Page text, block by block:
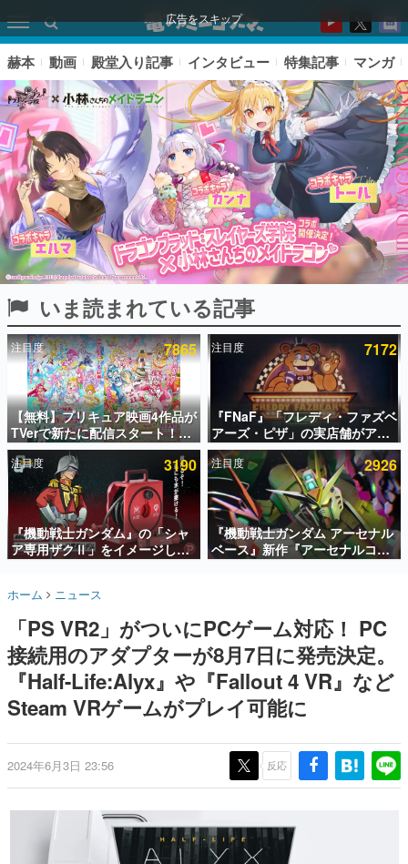
広告をスキップ
ピックアップ
電ファミのいま読まれている記事ランキング
アプリセール情報
インタビュー
連載・特集一覧
殿堂入り記事
SNS拡散数が数千以上！ ページビュー数万以上！ などな
ど。多くの人々に読まれた、電ファミ渾身の“殿堂入り”記
事をまとめました。
名作ゲームクリエイターの方々に製作時のエピソードをお
きます。
赫本
この物語を解いてはいけない。『赫本』は、〈試験問題〉
の形をした短編ホラー小説集です。
これからのデジタルゲーム市場を担う若きクリエイター達
の姿を追い、彼らのルーツと情熱を探っていきます。
ゲームに多大な影響を受けた作家さんに取材し、ゲームが
日本のコンテンツ産業やカルチャーに与えた影響を探る企
画です。
赫本 動画 殿堂入り記事 インタビュー 特集記事 マンガ
いま読まれている記事
注目度 7865
【無料】プリキュア映画4作品が
TVerで新たに配信スタート！な
んと2018年～2024年の映画ほぼ
すべてが見放題に、ぶっちゃけ
ありえないラインナップ
注目度 7172
『FNaF』「フレディ・ファズベ
アーズ・ピザ」の実店舗がアメ
リカの商業施設「American
Dream」に2027年オープン！
ScottGamesとの共同開発、食
事だけでなくステージショーや
没入型のホラー体験も楽しめる
注目度 3190
『機動戦士ガンダム』の「シャ
ア専用ザクⅡ」をイメージした
散水ホースリールが予約開始。
ークやジオン公国軍のエンブレ
注目度 2926
『機動戦士ガンダム アーセナル
ベース』新作『アーセナルコマ
ンダー』発表！8月28日からオ
ホーム ニュース
「PS VR2」がついにPCゲーム対応！ PC
接続用のアダプターが8月7日に発売決定。
『Half-Life:Alyx』や『Fallout 4 VR』など
Steam VRゲームがプレイ可能に
2024年6月3日 23:56 反応